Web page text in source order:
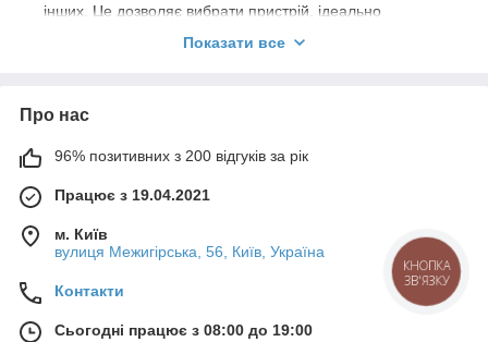
інших. Це дозволяє вибрати пристрій, ідеально
використання в польових умовах і екстремальних
передовими технологіями нічного бачення, включаючи
вбудовані далекоміри, що забезпечує високу чіткість і
деталізацію зображення.
Зручність використання
: Легкість встановлення і
адаптуватися до будь-яких змін умов або вимог,
Показати все
Про нас
96% позитивних з 200 відгуків за рік
Працює з 19.04.2021
м. Київ
вулиця Межигірська, 56, Київ, Україна
Контакти
Сьогодні працює з 08:00 до 19:00
КНОПКА
ЗВ'ЯЗКУ